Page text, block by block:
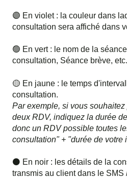
🟣 En violet : la couleur dans
consultation sera affiché dans
🟢 En vert : le nom de la
consultation, Séance brève,
🟡 En jaune : le temps
consultation.
Par exemple, si vous
deux RDV, indiquez la durée
donc un RDV possible toutes
consultation" + "durée de votre
⚫ En noir : les détails de la
transmis au client dans le SMS